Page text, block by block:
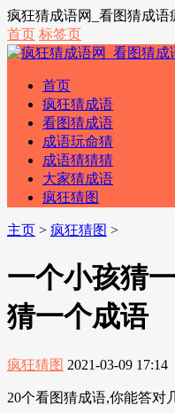
疯狂猜成语网_看图猜成
首页 标签页
首页
疯狂猜成语
看图猜成语
成语玩命猜
成语猜猜猜
大家猜成语
疯狂猜图
主页 > 疯狂猜图 >
一个小孩猜
猜一个成语
疯狂猜图 2021-03-09 17:14
20个看图猜成语,你能答对